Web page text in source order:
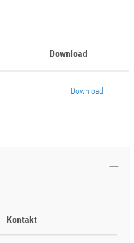
Download
Download
Kontakt